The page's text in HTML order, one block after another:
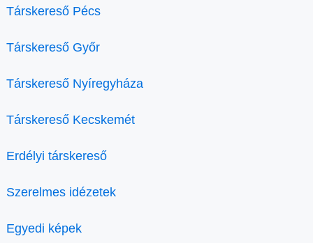
Társkereső Pécs
Társkereső Győr
Társkereső Nyíregyháza
Társkereső Kecskemét
Erdélyi társkereső
Szerelmes idézetek
Egyedi képek